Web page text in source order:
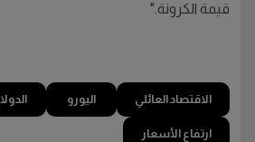
قيمة الكرونة."
الاقتصاد العائلي اليورو
ارتفاع الأسعار